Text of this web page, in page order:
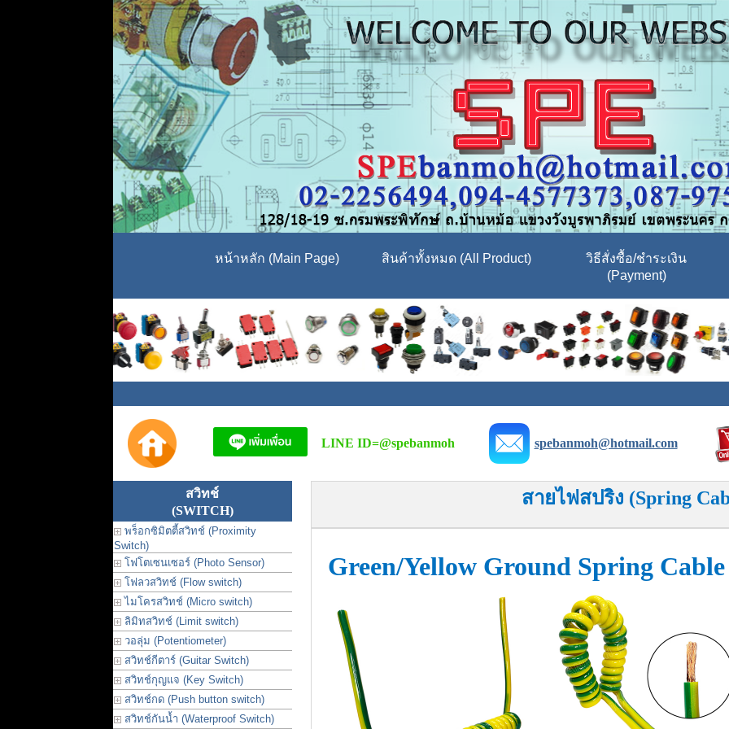
หน้าหลัก (Main Page) สินค้าทั้งหมด (All Product)
วิธีสั่งซื้อ/ชำระเงิน
(Payment)
LINE ID=@spebanmoh spebanmoh@hotmail.com
สวิทช์
(SWITCH)
พร็อกซิมิตตี้สวิทช์ (Proximity
Switch)
โฟโตเซนเซอร์ (Photo Sensor)
โฟลวสวิทช์ (Flow switch)
ไมโครสวิทช์ (Micro switch)
ลิมิทสวิทช์ (Limit switch)
วอลุ่ม (Potentiometer)
สวิทช์กีตาร์ (Guitar Switch)
สวิทช์กุญแจ (Key Switch)
สวิทช์กด (Push button switch)
สวิทช์กันน้ำ (Waterproof Switch)
สายไฟสปริง (Spring
Green/Yellow Ground Spring Cable